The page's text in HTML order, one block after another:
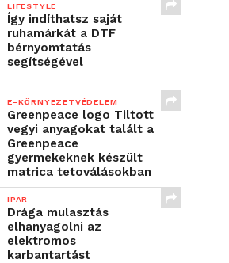
LIFESTYLE
Így indíthatsz saját
ruhamárkát a DTF
bérnyomtatás
segítségével
E-KÖRNYEZETVÉDELEM
Greenpeace logo Tiltott
vegyi anyagokat talált a
Greenpeace
gyermekeknek készült
matrica tetoválásokban
IPAR
Drága mulasztás
elhanyagolni az
elektromos
karbantartást